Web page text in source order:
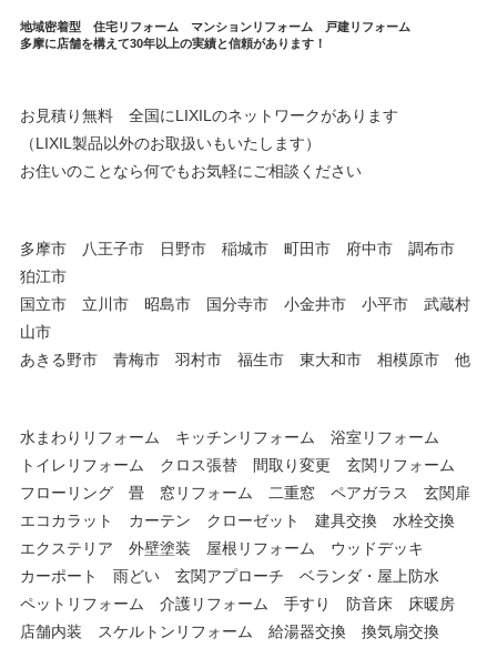
地域密着型 住宅リフォーム マンションリフォーム 戸建リフォーム
多摩に店舗を構えて30年以上の実績と信頼があります！
お見積り無料 全国にLIXILのネットワークがあります
（LIXIL製品以外のお取扱いもいたします）
お住いのことなら何でもお気軽にご相談ください
多摩市 八王子市 日野市 稲城市 町田市 府中市 調布市
狛江市
国立市 立川市 昭島市 国分寺市 小金井市 小平市 武蔵村
山市
あきる野市 青梅市 羽村市 福生市 東大和市 相模原市 他
水まわりリフォーム キッチンリフォーム 浴室リフォーム
トイレリフォーム クロス張替 間取り変更 玄関リフォーム
フローリング 畳 窓リフォーム 二重窓 ペアガラス 玄関扉
エコカラット カーテン クローゼット 建具交換 水栓交換
エクステリア 外壁塗装 屋根リフォーム ウッドデッキ
カーポート 雨どい 玄関アプローチ ベランダ・屋上防水
ペットリフォーム 介護リフォーム 手すり 防音床 床暖房
店舗内装 スケルトンリフォーム 給湯器交換 換気扇交換